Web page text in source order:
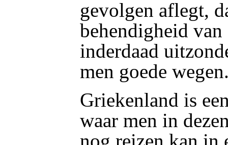
gevolgen aflegt,
behendigheid
inderdaad
men goede
Griekenland is
waar men in